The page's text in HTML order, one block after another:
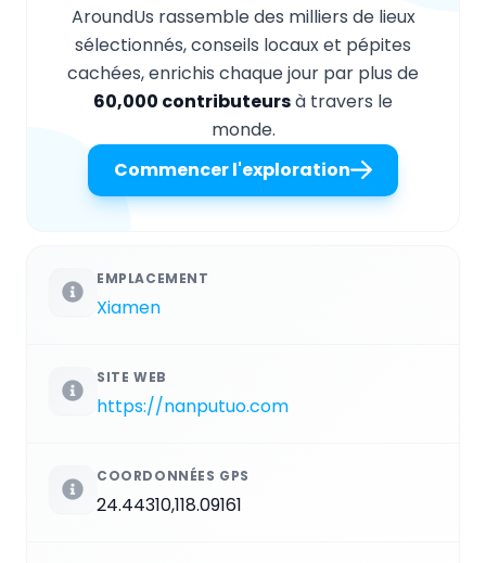
AroundUs rassemble des milliers de lieux
sélectionnés, conseils locaux et pépites
cachées, enrichis chaque jour par plus de
60,000 contributeursà travers le
monde.
Commencer l'exploration
EMPLACEMENT
Xiamen
SITE WEB
https://nanputuo.com
COORDONNÉES GPS
24.44310,118.09161